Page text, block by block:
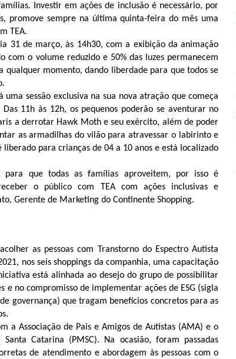
Investir em ações de inclusão é necessário, por
promove sempre na última quinta-feira do mês uma
TEA.
31 de março, às 14h30, com a exibição da animação
com o volume reduzido e 50% das luzes permanecem
momento, dando liberdade para que todos se
sessão exclusiva na sua nova atração que começa
11h às 12h, os pequenos poderão se aventurar no
a derrotar Hawk Moth e seu exército, além de poder
as armadilhas do vilão para atravessar o labirinto e
para crianças de 04 a 10 anos e está localizado
para que todas as famílias aproveitem, por isso é
o público com TEA com ações inclusivas e
Gerente de Marketing do Continente Shopping.
as pessoas com Transtorno do Espectro Autista
nos seis shoppings da companhia, uma capacitação
está alinhada ao desejo do grupo de possibilitar
no compromisso de implementar ações de ESG (sigla
governança) que tragam benefícios concretos para as
a Associação de Pais e Amigos de Autistas (AMA) e o
Catarina (PMSC). Na ocasião, foram passadas
de atendimento e abordagem às pessoas com o